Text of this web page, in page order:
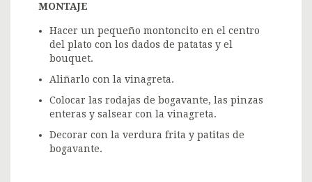
MONTAJE
Hacer un pequeño montoncito en el centro
del plato con los dados de patatas y el
bouquet.
Aliñarlo con la vinagreta.
Colocar las rodajas de bogavante, las pinzas
enteras y salsear con la vinagreta.
Decorar con la verdura frita y patitas de
bogavante.